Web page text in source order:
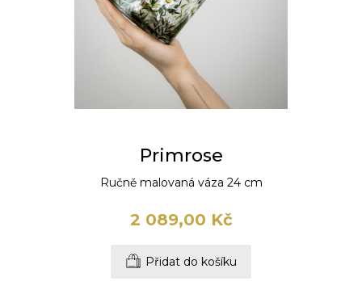
Primrose
Ručně malovaná váza 24 cm
2 089,00 Kč
Přidat do košíku